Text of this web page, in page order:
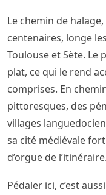
Le chemin de
centenaires, longe
Toulouse et Sète.
plat, ce qui le rend
comprises. En
pittoresques, des
villages
sa cité médiévale
d’orgue de l’itinéraire.
Pédaler ici, c’est